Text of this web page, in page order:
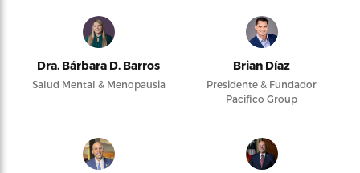
Dra. Bárbara D. Barros
Salud Mental & Menopausia
Brian Díaz
Presidente & Fundador
Pacifico Group